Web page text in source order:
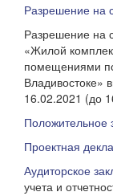
Разрешение на
Разрешение на
«Жилой
помещениями
Владивостоке»
16.02.2021 (до
Положительное
Проектная
Аудиторское
учета и